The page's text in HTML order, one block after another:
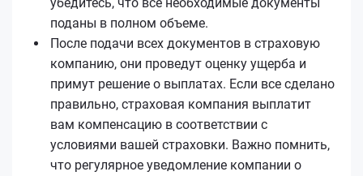
поданы в полном объеме.
После подачи всех документов в страховую
компанию, они проведут оценку ущерба и
примут решение о выплатах. Если все сделано
правильно, страховая компания выплатит
вам компенсацию в соответствии с
условиями вашей страховки. Важно помнить,
что регулярное уведомление компании о